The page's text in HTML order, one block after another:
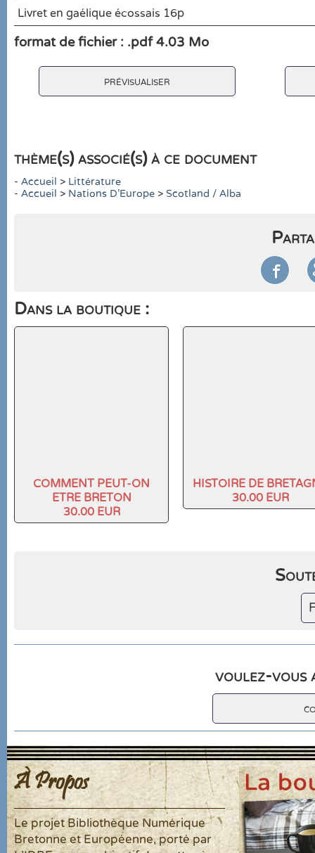
Livret en gaélique écossais 16p
format de fichier : .pdf 4.03 Mo
prévisualiser
thème(s) associé(s) à ce document
- Accueil > Littérature
- Accueil > Nations D'Europe > Scotland / Alba

Dans la boutique :
COMMENT PEUT-ON
ETRE BRETON
30.00 EUR
HISTOIRE DE
30.00 EUR
voulez-vous
À Propos
Le projet Bibliothèque Numérique
Bretonne et Européenne, porté par